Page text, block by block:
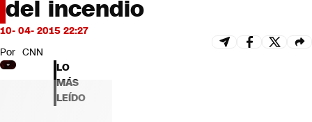
Bits
CNN tiempo
Futuro 360
Opinión
del incendio
10- 04- 2015 22:27
Por CNN
LO
MÁS
LEÍDO